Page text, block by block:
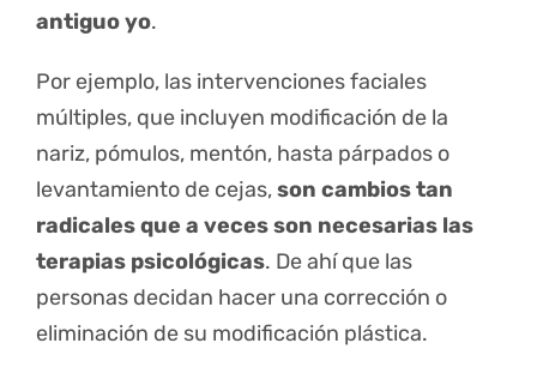
antiguo yo.
Por ejemplo, las intervenciones faciales
múltiples, que incluyen modificación de la
nariz, pómulos, mentón, hasta párpados o
levantamiento de cejas,son cambios tan
radicales que a veces son necesarias las
terapias psicológicas. De ahí que las
personas decidan hacer una corrección o
eliminación de su modificación plástica.